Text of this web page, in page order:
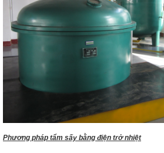
Phương pháp tẩm sấy bằng điện trở nhiệt